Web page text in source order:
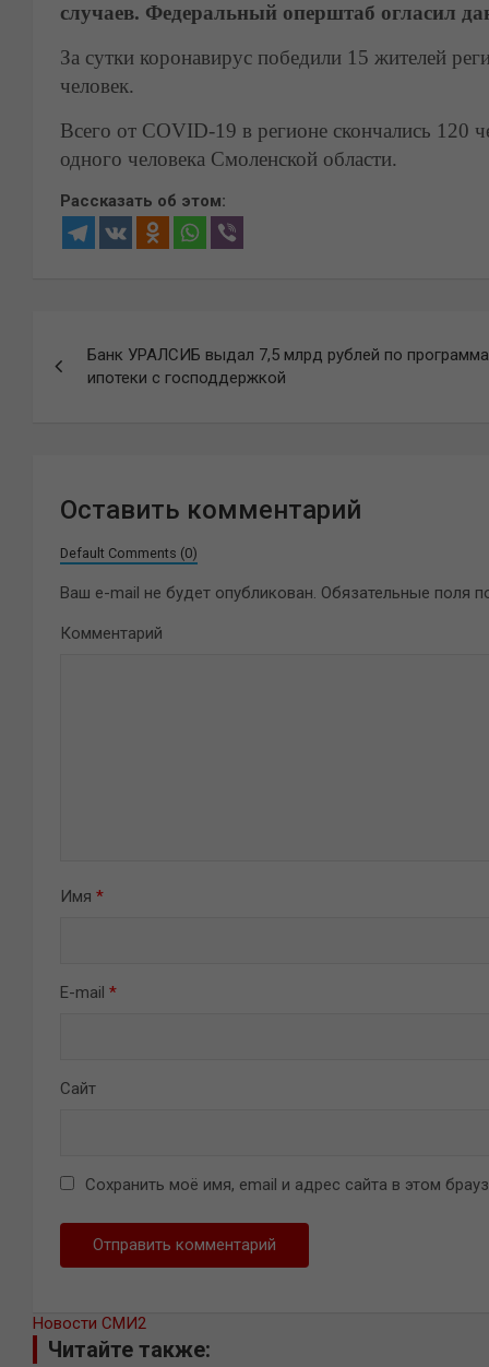
случаев. Федеральный оперштаб огласил
За сутки коронавирус победили 15 жителей
человек.
Всего от COVID-19 в регионе скончались 120
одного человека Смоленской области.
Рассказать об этом:
по
Банк УРАЛСИБ выдал 7,5 млрд рублей по
ипотеки с господдержкой
Оставить комментарий
Default Comments (0)
Ваш e-mail не будет опубликован. Обязательные поля
Комментарий
Имя *
E-mail *
Сайт
Сохранить моё имя, email и адрес сайта в этом
Новости СМИ2
Читайте также: